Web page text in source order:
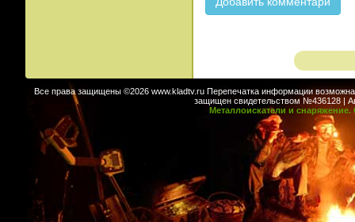
Все права защищены ©2026 www.kladtv.ru Перепечатка информации возможна
защищен свидетельством №436128 |
Металлоискатели и